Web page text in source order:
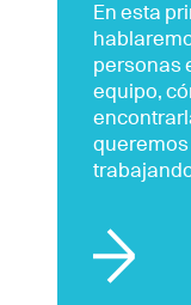
En esta
personas
equipo,
queremos